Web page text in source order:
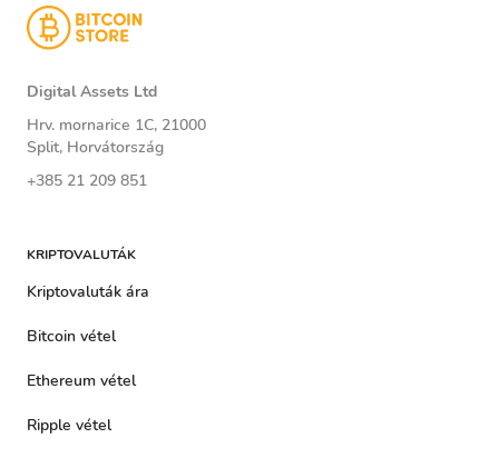
Digital Assets Ltd
Hrv. mornarice 1C, 21000
Split, Horvátország
+385 21 209 851
KRIPTOVALUTÁK
Kriptovaluták ára
Bitcoin vétel
Ethereum vétel
Ripple vétel